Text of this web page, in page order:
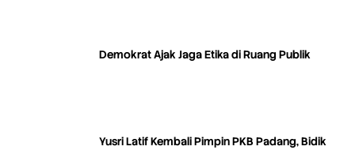
Demokrat Ajak Jaga Etika di Ruang Publik
Yusri Latif Kembali Pimpin PKB Padang, Bidik